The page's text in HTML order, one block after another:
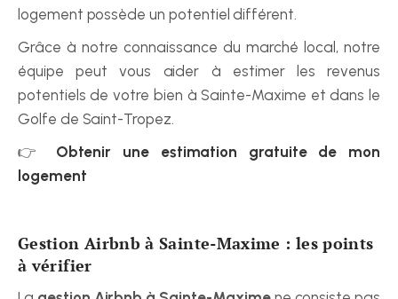
logement possède un potentiel différent.
Grâce à notre connaissance du marché local, notre
équipe peut vous aider à estimer les revenus
potentiels de votre bien à Sainte-Maxime et dans le
Golfe de Saint-Tropez.
👉 Obtenir une estimation gratuite de mon
logement
Gestion Airbnb à Sainte-Maxime : les points
à vérifier